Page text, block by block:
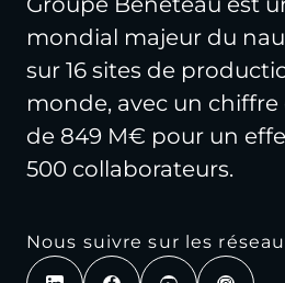
mondial majeur du
sur 16 sites de
monde, avec un chiffre
de 849 M€ pour un
500 collaborateurs.
Nous suivre sur les